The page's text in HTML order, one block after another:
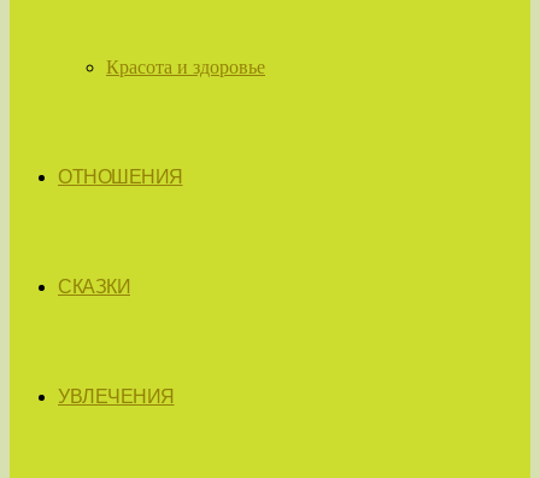
Красота и здоровье
ОТНОШЕНИЯ
СКАЗКИ
УВЛЕЧЕНИЯ